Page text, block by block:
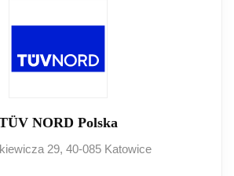
NORD Polska
29, 40-085 Katowice